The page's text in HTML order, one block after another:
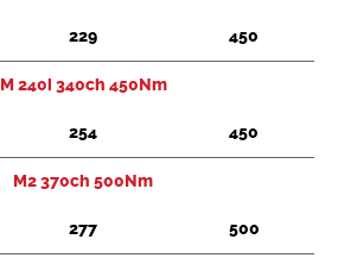
229 450
M 240i 340ch 450Nm
254 450
M2 370ch 500Nm
277 500